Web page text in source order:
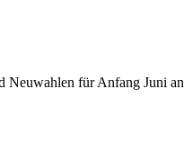
für Anfang Juni